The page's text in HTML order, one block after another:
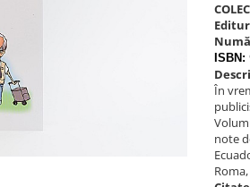
ISBN:
În
note